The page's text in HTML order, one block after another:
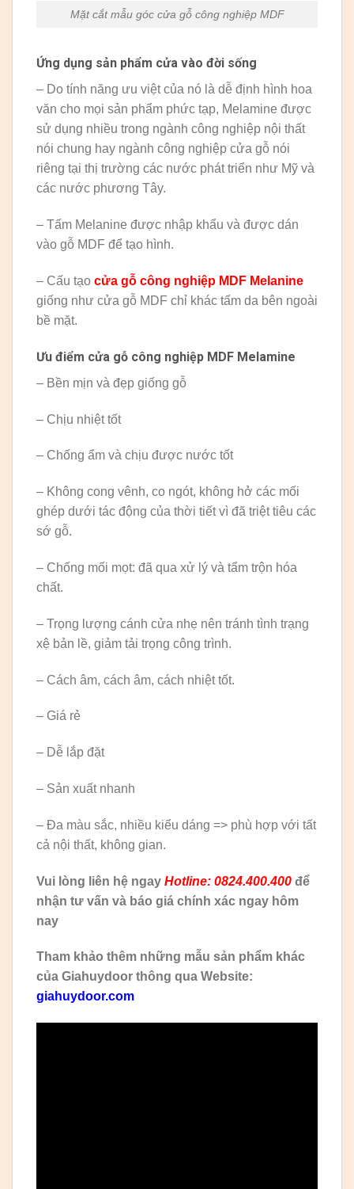
Mặt cắt mẫu góc cửa gỗ công nghiệp MDF
Ứng dụng sản phẩm cửa vào đời sống
– Do tính năng ưu việt của nó là dễ định hình hoa
văn cho mọi sản phẩm phức tạp, Melamine được
sử dụng nhiều trong ngành công nghiệp nội thất
nói chung hay ngành công nghiệp cửa gỗ nói
riêng tại thị trường các nước phát triển như Mỹ và
các nước phương Tây.
– Tấm Melanine được nhập khẩu và được dán
vào gỗ MDF để tạo hình.
– Cấu tạo cửa gỗ công nghiệp MDF Melanine
giống như cửa gỗ MDF chỉ khác tấm da bên ngoài
bề mặt.
Ưu điểm cửa gỗ công nghiệp MDF Melamine
– Bền mịn và đẹp giống gỗ
– Chịu nhiệt tốt
– Chống ẩm và chịu được nước tốt
– Không cong vênh, co ngót, không hở các mối
ghép dưới tác động của thời tiết vì đã triệt tiêu các
sớ gỗ.
– Chống mối mọt: đã qua xử lý và tẩm trộn hóa
chất.
– Trọng lượng cánh cửa nhẹ nên tránh tình trạng
xệ bản lề, giảm tải trọng công trình.
– Cách âm, cách âm, cách nhiệt tốt.
– Giá rẻ
– Dễ lắp đặt
– Sản xuất nhanh
– Đa màu sắc, nhiều kiểu dáng => phù hợp với tất
cả nội thất, không gian.
Vui lòng liên hệ ngay Hotline: 0824.400.400 để
nhận tư vấn và báo giá chính xác ngay hôm
nay
Tham khảo thêm những mẫu sản phẩm khác
của Giahuydoor thông qua Website:
giahuydoor.com